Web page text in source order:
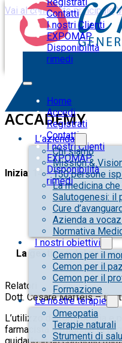
Vai al contenuto principale
Contatti
I nostri Clienti
EXPOMAP
Disponibilità
rimedi
Home
Accedi
Registrati
Contatti
I nostri Clienti
EXPOMAP
Disponibilità
rimedi
L’azienda
Chi siamo
Mission &
150 persone
La medicina
Salutogenesi: il
Cure
Azienda a
Normativa
I nostri obiettivi
Cemon per il
Cemon per il
Cemon per il
Formazione
Le nostre terapie
Omeopatia
Terapie naturali
Strumenti di
VERONA – Ad
ACCADEMY
Inizia: 14 Novembre 2018
La gestione del
Relatori
Dott. Cesare Maffeis –
L’utilizzo dell’omeopatia e
farmacista territoriale di